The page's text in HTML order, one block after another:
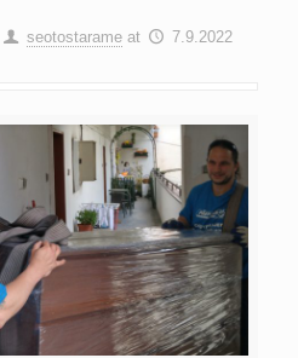
seotostarame at 7.9.2022